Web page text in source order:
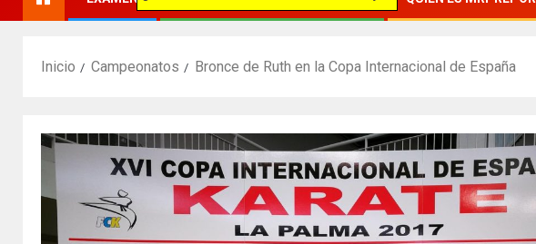
Inicio Campeonatos Bronce de Ruth en la Copa Internacional de España